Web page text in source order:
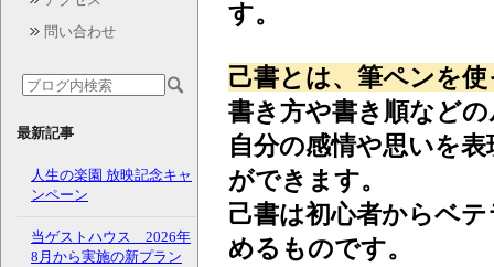
問い合わせ
最新記事
人生の楽園 放映記念キャ
ンペーン
当ゲストハウス 2026年
8月から実施の新プラン
す。
己書とは、筆ペンを
書き方や書き順など
自分の感情や思いを
ができます。
己書は初心者からベ
めるものです。